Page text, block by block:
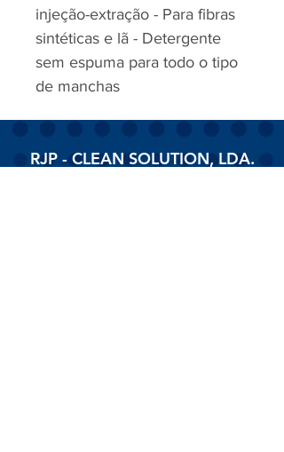
injeção-extração - Para fibras
sintéticas e lã - Detergente
sem espuma para todo o tipo
de manchas
RJP - CLEAN SOLUTION, LDA.